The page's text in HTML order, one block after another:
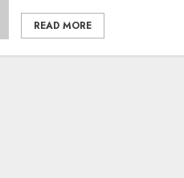
READ MORE